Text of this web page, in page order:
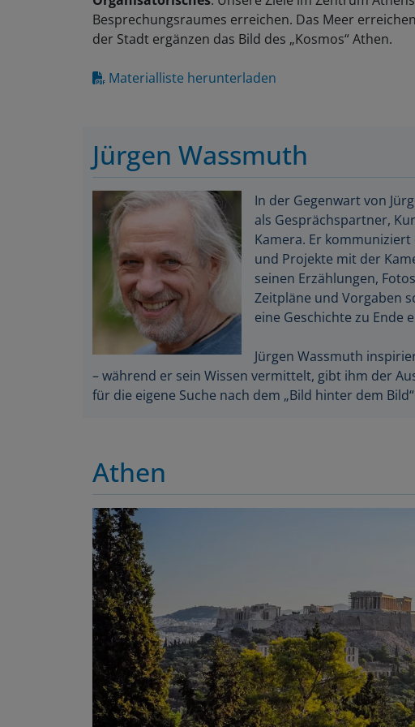
Besprechungsraumes erreichen. Das Meer
der Stadt ergänzen das Bild des „Kosmos“ Athen.
Materialliste herunterladen
Jürgen Wassmuth
In der Gegenwart von
als Gesprächspartner,
Kamera. Er
und Projekte mit der
seinen Erzählungen,
Zeitpläne und Vorgaben
eine Geschichte zu Ende
Jürgen Wassmuth
– während er sein Wissen vermittelt, gibt ihm der
für die eigene Suche nach dem „Bild hinter dem
Athen